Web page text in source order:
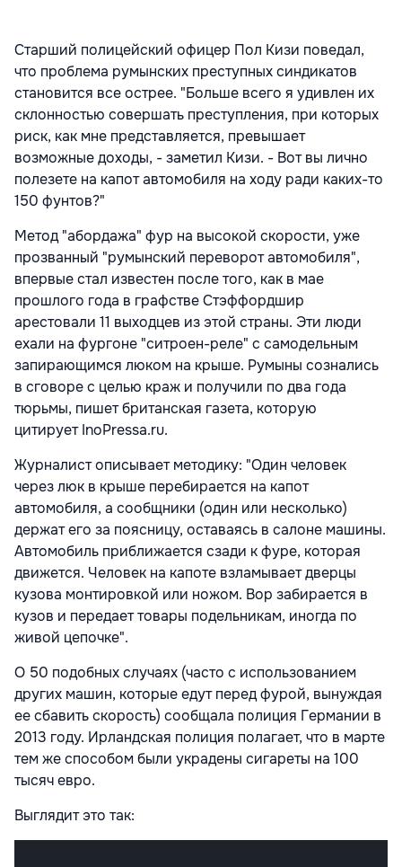
Старший полицейский офицер Пол Кизи поведал,
что проблема румынских преступных синдикатов
становится все острее. "Больше всего я удивлен их
склонностью совершать преступления, при которых
риск, как мне представляется, превышает
возможные доходы, - заметил Кизи. - Вот вы лично
полезете на капот автомобиля на ходу ради каких-то
150 фунтов?"
Метод "абордажа" фур на высокой скорости, уже
прозванный "румынский переворот автомобиля",
впервые стал известен после того, как в мае
прошлого года в графстве Стэффордшир
арестовали 11 выходцев из этой страны. Эти люди
ехали на фургоне "ситроен-реле" с самодельным
запирающимся люком на крыше. Румыны сознались
в сговоре с целью краж и получили по два года
тюрьмы, пишет британская газета, которую
цитирует InoPressa.ru.
Журналист описывает методику: "Один человек
через люк в крыше перебирается на капот
автомобиля, а сообщники (один или несколько)
держат его за поясницу, оставаясь в салоне машины.
Автомобиль приближается сзади к фуре, которая
движется. Человек на капоте взламывает дверцы
кузова монтировкой или ножом. Вор забирается в
кузов и передает товары подельникам, иногда по
живой цепочке".
О 50 подобных случаях (часто с использованием
других машин, которые едут перед фурой, вынуждая
ее сбавить скорость) сообщала полиция Германии в
2013 году. Ирландская полиция полагает, что в марте
тем же способом были украдены сигареты на 100
тысяч евро.
Выглядит это так: